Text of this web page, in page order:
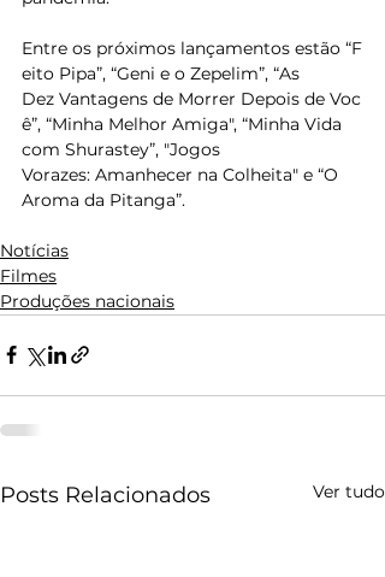
Entre os próximos lançamentos estão “F
eito Pipa”, “Geni e o Zepelim”, “As
Dez Vantagens de Morrer Depois de Voc
ê”, “Minha Melhor Amiga", “Minha Vida
com Shurastey”, "Jogos
Vorazes: Amanhecer na Colheita" e “O
Aroma da Pitanga”.
Notícias
Filmes
Produções nacionais
Posts Relacionados Ver tudo